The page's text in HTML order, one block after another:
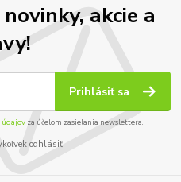
akcie a
Prihlásiť sa
údajov za účelom zasielania newslettera.
odhlásiť.